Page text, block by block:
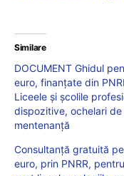
Similare
DOCUMENT Ghidul
euro, finanțate din
Liceele și școlile
dispozitive, ochelari
mentenanță
Consultanță gratuită
euro, prin PNRR,